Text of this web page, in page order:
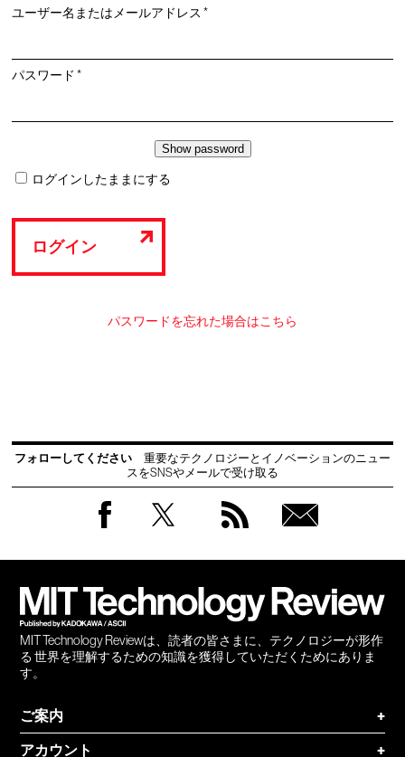
ユーザー名またはメールアドレス*必
パスワード*必
ログインしたままにする
ログイン
パスワードを忘れた場合はこちら
フォローしてください
重要なテクノロジーとイノベーションのニュー
スをSNSやメールで受け取る
MIT Technology Reviewは、読者の皆さまに、テクノロジーが形作
る 世界を理解するための知識を獲得していただくためにありま
す。
ご案内
+
アカウント
+